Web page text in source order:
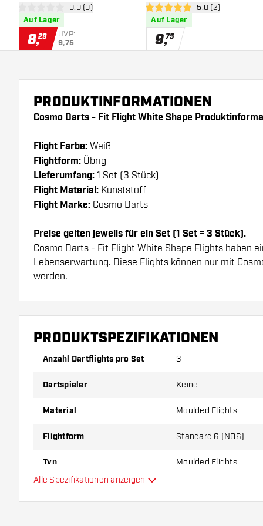
Bewertungsbereich öffnen
0 Bewertungssterne
0.0 (0)
Auf Lager
8,29 UVP:
9,75
Dart Flights
5 Bewertungssterne
5.0 (2)
Auf Lager
9,75
PRODUKTINFORMATIONEN
Cosmo Darts - Fit Flight White Shape
Flight Farbe: Weiß
Flightform: Übrig
Lieferumfang: 1 Set (3 Stück)
Flight Material: Kunststoff
Flight Marke: Cosmo Darts
Preise gelten jeweils für ein Set (1 Set = 3 Stück).
Cosmo Darts - Fit Flight White Shape Flights haben
Lebenserwartung. Diese Flights können nur mit
werden.
Dartshopper Tipp!
Sorgen Sie für genügend Ersatz Flights und Shafts.
durch Gebrauch abnutzen oder brechen.
Probieren Sie eine andere Form, ein anderes
Ihnen passt!
PRODUKTSPEZIFIKATIONEN
Anzahl Dartflights pro Set 3
Dartspieler Keine
Material Moulded Flights
Flightform Standard 6 (NO6)
Typ Moulded Flights
Alle Spezifikationen anzeigen